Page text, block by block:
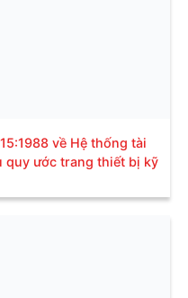
về Hệ thống tài
quy ước trang thiết bị kỹ